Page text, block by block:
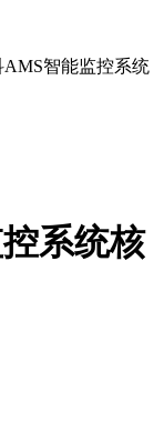
AMS智能监控系统
系统核